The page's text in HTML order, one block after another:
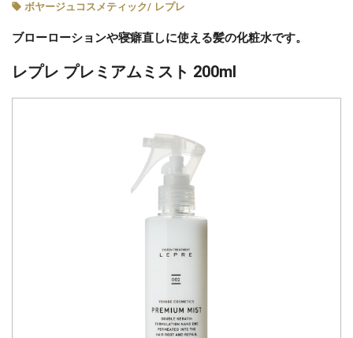
ボヤージュコスメティック/ レプレ
ブローローションや寝癖直しに使える髪の化粧水です。
レプレ プレミアムミスト 200ml